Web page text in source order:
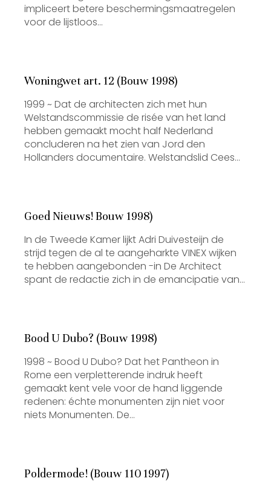
impliceert betere beschermingsmaatregelen
voor de lijstloos…
Woningwet art. 12 (Bouw 1998)
1999 ~ Dat de architecten zich met hun
Welstandscommissie de risée van het land
hebben gemaakt mocht half Nederland
concluderen na het zien van Jord den
Hollanders documentaire. Welstandslid Cees…
Goed Nieuws! Bouw 1998)
In de Tweede Kamer lijkt Adri Duivesteijn de
strijd tegen de al te aangeharkte VINEX wijken
te hebben aangebonden -in De Architect
spant de redactie zich in de emancipatie van…
Bood U Dubo? (Bouw 1998)
1998 ~ Bood U Dubo? Dat het Pantheon in
Rome een verpletterende indruk heeft
gemaakt kent vele voor de hand liggende
redenen: échte monumenten zijn niet voor
niets Monumenten. De…
Poldermode! (Bouw 110 1997)